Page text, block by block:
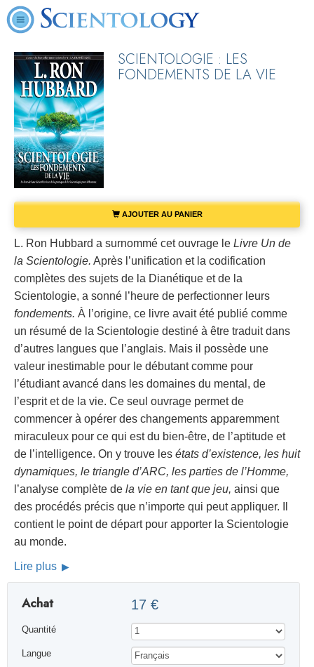
SCIENTOLOGIE : LES
FONDEMENTS DE LA VIE
AJOUTER AU PANIER
L. Ron Hubbard a surnommé cet ouvrage le Livre Un de
la Scientologie. Après l’unification et la codification
complètes des sujets de la Dianétique et de la
Scientologie, a sonné l’heure de perfectionner leurs
fondements. À l’origine, ce livre avait été publié comme
un résumé de la Scientologie destiné à être traduit dans
d’autres langues que l’anglais. Mais il possède une
valeur inestimable pour le débutant comme pour
l’étudiant avancé dans les domaines du mental, de
l’esprit et de la vie. Ce seul ouvrage permet de
commencer à opérer des changements apparemment
miraculeux pour ce qui est du bien-être, de l’aptitude et
de l’intelligence. On y trouve les états d’existence, les huit
dynamiques, le triangle d’ARC, les parties de l’Homme,
l’analyse complète de la vie en tant que jeu, ainsi que
des procédés précis que n’importe qui peut appliquer. Il
contient le point de départ pour apporter la Scientologie
au monde.
Lire plus
Achat 17 €
Quantité
Langue